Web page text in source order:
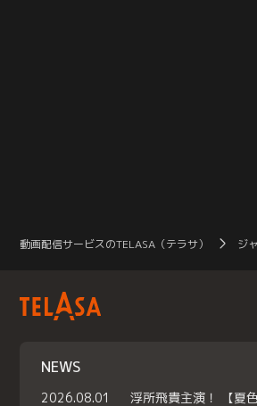
動画配信サービスのTELASA（テラサ） ジ
NEWS
2026.08.01